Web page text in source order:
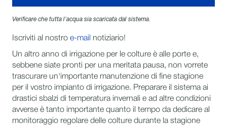
Verificare che tutta l'acqua sia scaricata dal sistema.
Iscriviti al nostro e-mail notiziario!
Un altro anno di irrigazione per le colture è alle porte e,
sebbene siate pronti per una meritata pausa, non vorrete
trascurare un'importante manutenzione di fine stagione
per il vostro impianto di irrigazione. Preparare il sistema ai
drastici sbalzi di temperatura invernali e ad altre condizioni
avverse è tanto importante quanto il tempo da dedicare al
monitoraggio regolare delle colture durante la stagione